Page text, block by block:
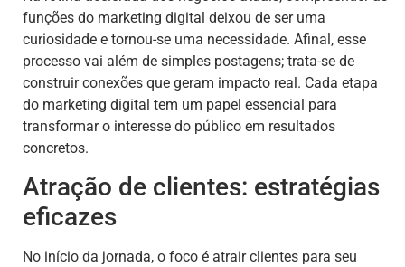
funções do marketing digital deixou de ser uma
curiosidade e tornou-se uma necessidade. Afinal, esse
processo vai além de simples postagens; trata-se de
construir conexões que geram impacto real. Cada etapa
do marketing digital tem um papel essencial para
transformar o interesse do público em resultados
concretos.
Atração de clientes: estratégias
eficazes
No início da jornada, o foco é atrair clientes para seu